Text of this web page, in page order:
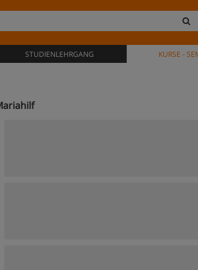
STUDIENLEHRGANG KURSE -